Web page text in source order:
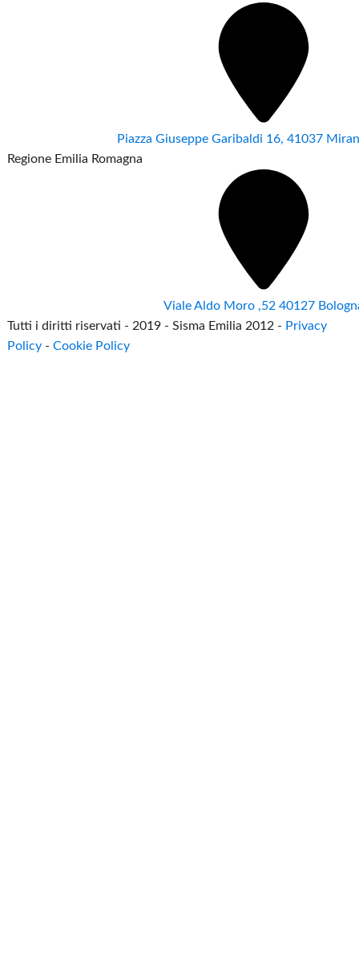
Piazza Giuseppe Garibaldi 16, 41037
Regione Emilia Romagna
Viale Aldo Moro ,52 40127
Tutti i diritti riservati - 2019 - Sisma Emilia 2012 - Privacy
Policy -Cookie Policy